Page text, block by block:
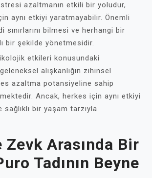
azaltmanın etkili bir yoludur,
aynı etkiyi yaratmayabilir. Önemli
sınırlarını bilmesi ve herhangi bir
bir şekilde yönetmesidir.
etkileri konusundaki
alışkanlığın zihinsel
azaltma potansiyeline sahip
Ancak, herkes için aynı etkiyi
bir yaşam tarzıyla
Zevk Arasında Bir
Tadının Beyne